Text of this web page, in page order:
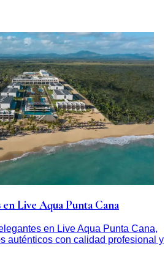
Live Aqua Punta Cana
en Live Aqua Punta Cana,
auténticos con calidad profesional y